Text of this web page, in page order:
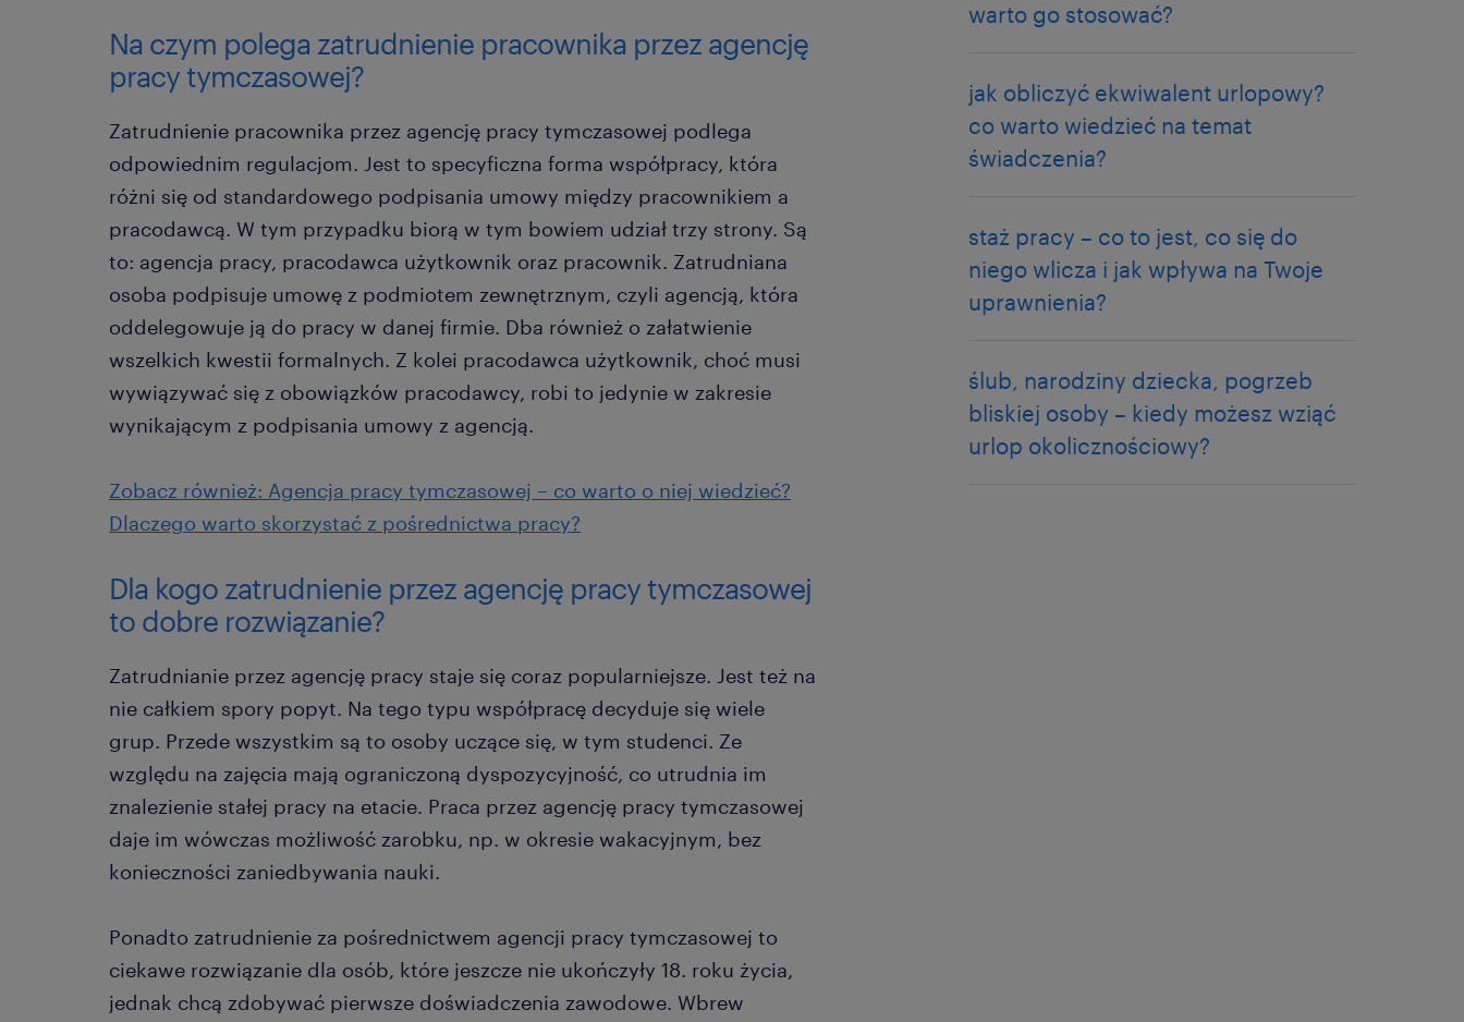
Na czym polega zatrudnienie pracownika przez agencję
pracy tymczasowej?
Zatrudnienie pracownika przez agencję pracy tymczasowej podlega
odpowiednim regulacjom. Jest to specyficzna forma współpracy, która
różni się od standardowego podpisania umowy między pracownikiem a
pracodawcą. W tym przypadku biorą w tym bowiem udział trzy strony. Są
to: agencja pracy, pracodawca użytkownik oraz pracownik. Zatrudniana
osoba podpisuje umowę z podmiotem zewnętrznym, czyli agencją, która
oddelegowuje ją do pracy w danej firmie. Dba również o załatwienie
wszelkich kwestii formalnych. Z kolei pracodawca użytkownik, choć musi
wywiązywać się z obowiązków pracodawcy, robi to jedynie w zakresie
wynikającym z podpisania umowy z agencją.
Zobacz również: Agencja pracy tymczasowej – co warto o niej wiedzieć?
Dlaczego warto skorzystać z pośrednictwa pracy?
Dla kogo zatrudnienie przez agencję pracy tymczasowej
to dobre rozwiązanie?
Zatrudnianie przez agencję pracy staje się coraz popularniejsze. Jest też na
nie całkiem spory popyt. Na tego typu współpracę decyduje się wiele
grup. Przede wszystkim są to osoby uczące się, w tym studenci. Ze
względu na zajęcia mają ograniczoną dyspozycyjność, co utrudnia im
znalezienie stałej pracy na etacie. Praca przez agencję pracy tymczasowej
daje im wówczas możliwość zarobku, np. w okresie wakacyjnym, bez
konieczności zaniedbywania nauki.
Ponadto zatrudnienie za pośrednictwem agencji pracy tymczasowej to
ciekawe rozwiązanie dla osób, które jeszcze nie ukończyły 18. roku życia,
jednak chcą zdobywać pierwsze doświadczenia zawodowe. Wbrew
warto go stosować?
jak obliczyć ekwiwalent urlopowy?
co warto wiedzieć na temat
świadczenia?
staż pracy – co to jest, co się do
niego wlicza i jak wpływa na Twoje
uprawnienia?
ślub, narodziny dziecka, pogrzeb
bliskiej osoby – kiedy możesz wziąć
urlop okolicznościowy?